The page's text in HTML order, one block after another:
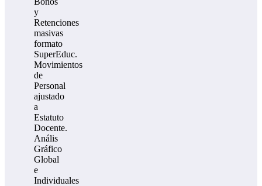
y
Retenciones
masivas
formato
SuperEduc.
Movimientos
de
Personal
ajustado
a
Estatuto
Docente.
Anális
Gráfico
Global
e
Individuales